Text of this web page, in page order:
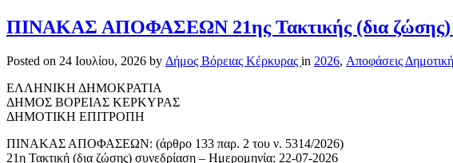
ΠΙΝΑΚΑΣ ΑΠΟΦΑΣΕΩΝ 21ης Τακτικής (δια ζώσης)
Posted on 24 Ιουλίου, 2026 by Δήμος Βόρειας Κέρκυρας in 2026, Αποφάσεις
ΕΛΛΗΝΙΚΗ ΔΗΜΟΚΡΑΤΙΑ
ΔΗΜΟΣ ΒΟΡΕΙΑΣ ΚΕΡΚΥΡΑΣ
ΔΗΜΟΤΙΚΗ ΕΠΙΤΡΟΠΗ
ΠΙΝΑΚΑΣ ΑΠΟΦΑΣΕΩΝ: (άρθρο 133 παρ. 2 του ν. 5314/2026)
21η Τακτική (δια ζώσης) συνεδρίαση – Ημερομηνία: 22-07-2026